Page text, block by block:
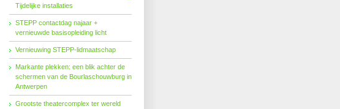
Tijdelijke installaties
STEPP contactdag najaar +
vernieuwde basisopleiding licht
Vernieuwing STEPP-lidmaatschap
Markante plekken: een blik achter de
schermen van de Bourlaschouwburg in
Antwerpen
Grootste theatercomplex ter wereld